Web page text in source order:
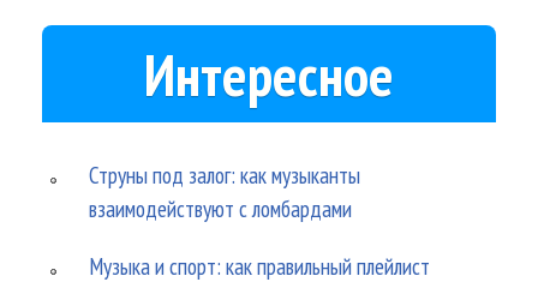
Интересное
Струны под залог: как музыканты
взаимодействуют с ломбардами
Музыка и спорт: как правильный плейлист